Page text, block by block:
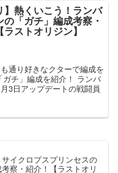
】熱くいこう！ランバ
の「ガチ」編成考察・
ストオリジン】
通り好きなクターで編成を
チ」編成を紹介！ ランバ
3日アップデートの戦闘員
サイクロプスプリンセスの
考察・紹介！【ラストオリ